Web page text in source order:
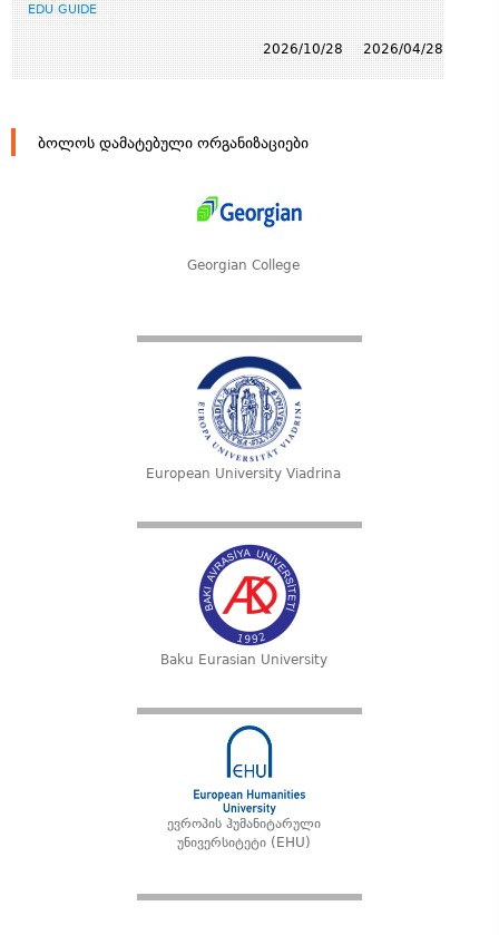
EDU GUIDE
2026/04/28
2026/10/28
ბოლოს დამატებული ორგანიზაციები
Georgian College
European University Viadrina
Baku Eurasian University
ევროპის ჰუმანიტარული
უნივერსიტეტი (EHU)